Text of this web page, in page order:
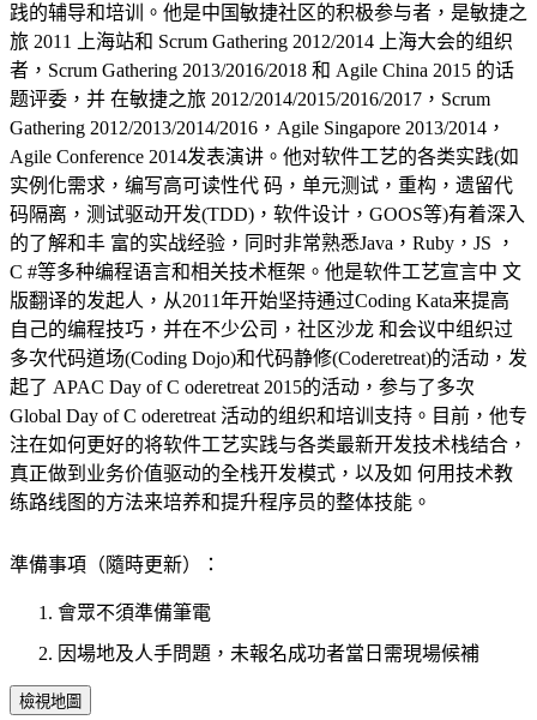
践的辅导和培训。他是中国敏捷社区的积极参与者，是敏捷之
旅 2011 上海站和 Scrum Gathering 2012/2014 上海大会的组织
者，Scrum Gathering 2013/2016/2018 和 Agile China 2015 的话
题评委，并 在敏捷之旅 2012/2014/2015/2016/2017，Scrum
Gathering 2012/2013/2014/2016，Agile Singapore 2013/2014，
Agile Conference 2014发表演讲。他对软件工艺的各类实践(如
实例化需求，编写高可读性代 码，单元测试，重构，遗留代
码隔离，测试驱动开发(TDD)，软件设计，GOOS等)有着深入
的了解和丰 富的实战经验，同时非常熟悉Java，Ruby，JS ，
C #等多种编程语言和相关技术框架。他是软件工艺宣言中 文
版翻译的发起人，从2011年开始坚持通过Coding Kata来提高
自己的编程技巧，并在不少公司，社区沙龙 和会议中组织过
多次代码道场(Coding Dojo)和代码静修(Coderetreat)的活动，发
起了 APAC Day of C oderetreat 2015的活动，参与了多次
Global Day of C oderetreat 活动的组织和培训支持。目前，他专
注在如何更好的将软件工艺实践与各类最新开发技术栈结合，
真正做到业务价值驱动的全栈开发模式，以及如 何用技术教
练路线图的方法来培养和提升程序员的整体技能。
準備事項（隨時更新）：
會眾不須準備筆電
因場地及人手問題，未報名成功者當日需現場候補
檢視地圖